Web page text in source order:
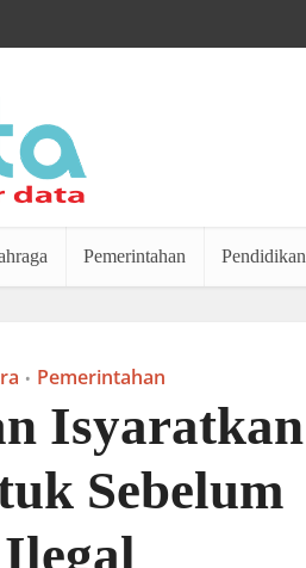
Pemerintahan Pendidikan
• Pemerintahan
Isyaratkan
Sebelum